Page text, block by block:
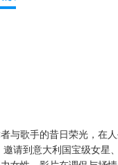
与歌手的昔日荣光，在
请到意大利国宝级女